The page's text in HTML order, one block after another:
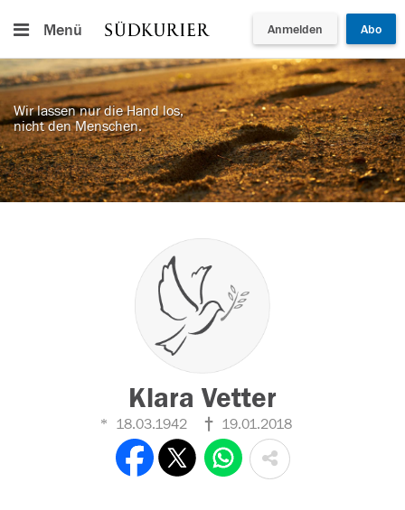
Menü Anmelden Abo
Wir lassen nur die Hand los,
nicht den Menschen.
Klara Vetter
18.03.1942 19.01.2018